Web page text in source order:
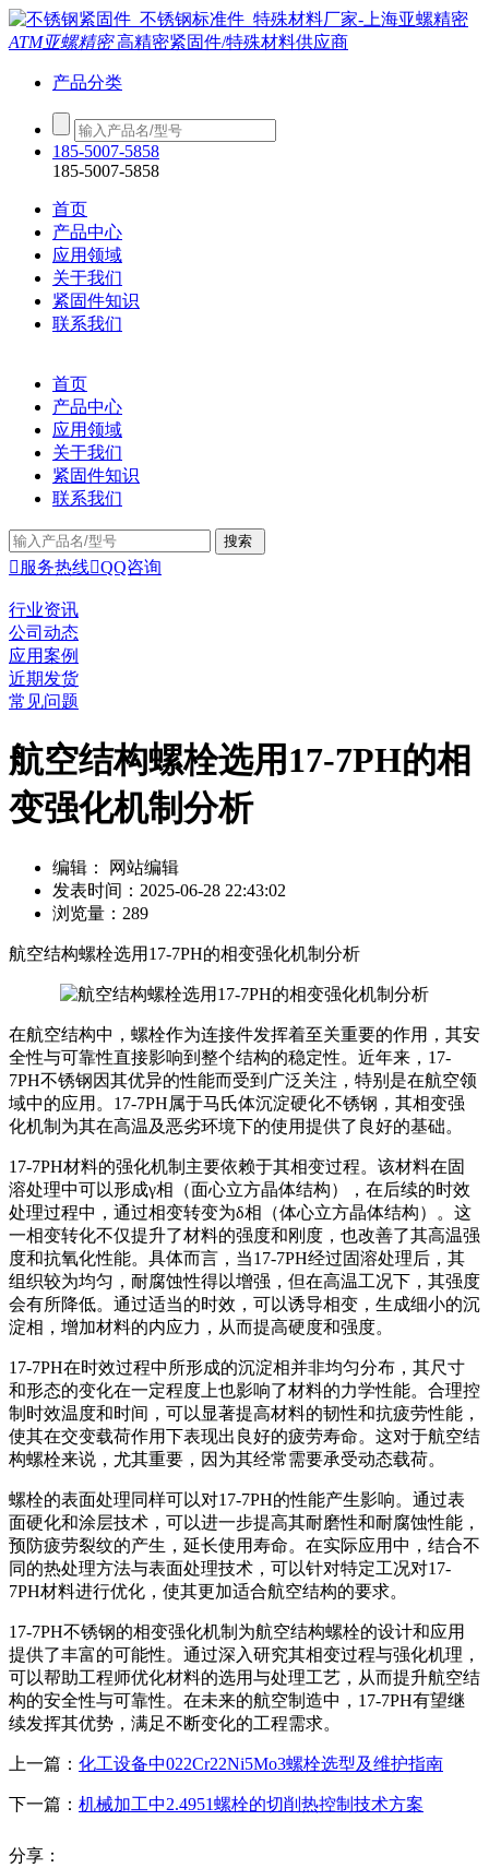
ATM亚螺精密高精密紧固件/特殊材料供应商
产品分类
185-5007-5858
185-5007-5858
首页
产品中心
应用领域
关于我们
紧固件知识
联系我们
首页
产品中心
应用领域
关于我们
紧固件知识
联系我们
 服务热线QQ咨询
行业资讯
公司动态
应用案例
近期发货
常见问题
航空结构螺栓选用17-7PH的相
变强化机制分析
编辑： 网站编辑
发表时间：2025-06-28 22:43:02
浏览量：289
航空结构螺栓选用17-7PH的相变强化机制分析
在航空结构中，螺栓作为连接件发挥着至关重要的作用，其安
全性与可靠性直接影响到整个结构的稳定性。近年来，17-
7PH不锈钢因其优异的性能而受到广泛关注，特别是在航空领
域中的应用。17-7PH属于马氏体沉淀硬化不锈钢，其相变强
化机制为其在高温及恶劣环境下的使用提供了良好的基础。
17-7PH材料的强化机制主要依赖于其相变过程。该材料在固
溶处理中可以形成γ相（面心立方晶体结构），在后续的时效
处理过程中，通过相变转变为δ相（体心立方晶体结构）。这
一相变转化不仅提升了材料的强度和刚度，也改善了其高温强
度和抗氧化性能。具体而言，当17-7PH经过固溶处理后，其
组织较为均匀，耐腐蚀性得以增强，但在高温工况下，其强度
会有所降低。通过适当的时效，可以诱导相变，生成细小的沉
淀相，增加材料的内应力，从而提高硬度和强度。
17-7PH在时效过程中所形成的沉淀相并非均匀分布，其尺寸
和形态的变化在一定程度上也影响了材料的力学性能。合理控
制时效温度和时间，可以显著提高材料的韧性和抗疲劳性能，
使其在交变载荷作用下表现出良好的疲劳寿命。这对于航空结
构螺栓来说，尤其重要，因为其经常需要承受动态载荷。
螺栓的表面处理同样可以对17-7PH的性能产生影响。通过表
面硬化和涂层技术，可以进一步提高其耐磨性和耐腐蚀性能，
预防疲劳裂纹的产生，延长使用寿命。在实际应用中，结合不
同的热处理方法与表面处理技术，可以针对特定工况对17-
7PH材料进行优化，使其更加适合航空结构的要求。
17-7PH不锈钢的相变强化机制为航空结构螺栓的设计和应用
提供了丰富的可能性。通过深入研究其相变过程与强化机理，
可以帮助工程师优化材料的选用与处理工艺，从而提升航空结
构的安全性与可靠性。在未来的航空制造中，17-7PH有望继
续发挥其优势，满足不断变化的工程需求。
上一篇： 化工设备中022Cr22Ni5Mo3螺栓选型及维护指南
下一篇： 机械加工中2.4951螺栓的切削热控制技术方案
分享：